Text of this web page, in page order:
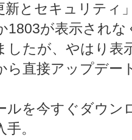
新とセキュリティ
1803が表示されな
したが、やはり表
ら直接アップデ
ルを今すぐダウン
。